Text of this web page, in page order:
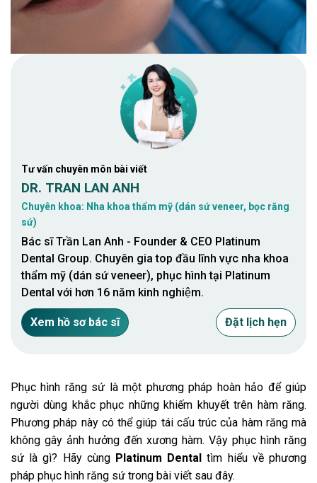
Tư vấn chuyên môn bài viết
DR. TRAN LAN ANH
Chuyên khoa: Nha khoa thẩm mỹ (dán sứ veneer, bọc răng
sứ)
Bác sĩ Trần Lan Anh - Founder & CEO Platinum
Dental Group. Chuyên gia top đầu lĩnh vực nha khoa
thẩm mỹ (dán sứ veneer), phục hình tại Platinum
Dental với hơn 16 năm kinh nghiệm.
Xem hồ sơ bác sĩ Đặt lịch hẹn
Phục hình răng sứ là một phương pháp hoàn hảo để giúp
người dùng khắc phục những khiếm khuyết trên hàm răng.
Phương pháp này có thể giúp tái cấu trúc của hàm răng mà
không gây ảnh hưởng đến xương hàm. Vậy phục hình răng
sứ là gì? Hãy cùng Platinum Dental tìm hiểu về phương
pháp phục hình răng sứ trong bài viết sau đây.